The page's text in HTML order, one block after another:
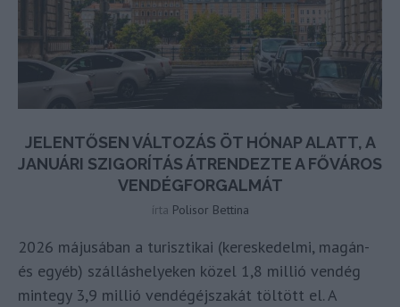
JELENTŐSEN VÁLTOZÁS ÖT HÓNAP ALATT, A
JANUÁRI SZIGORÍTÁS ÁTRENDEZTE A FŐVÁROS
VENDÉGFORGALMÁT
írta Polisor Bettina
2026 májusában a turisztikai (kereskedelmi, magán-
és egyéb) szálláshelyeken közel 1,8 millió vendég
mintegy 3,9 millió vendégéjszakát töltött el. A